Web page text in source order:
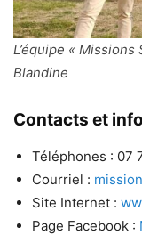
L’équipe «
Blandine
Contacts et
Téléphones : 07
Courriel :
Site Internet :
Page Facebook :